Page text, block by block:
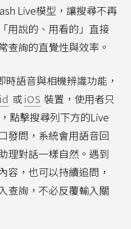
Live模型，讓搜尋不再
用說的、用看的」直接
查詢的直覺性與效率。
時語音與相機辨識功能，
或iOS 裝置，使用者只
點擊搜尋列下方的Live
發問，系統會用語音回
理對話一樣自然。遇到
容，也可以持續追問，
查詢，不必反覆輸入關